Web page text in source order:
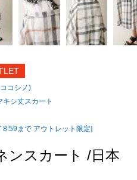
コシノ)
キシ丈スカート
まで アウトレット限定]
ンスカート /日本